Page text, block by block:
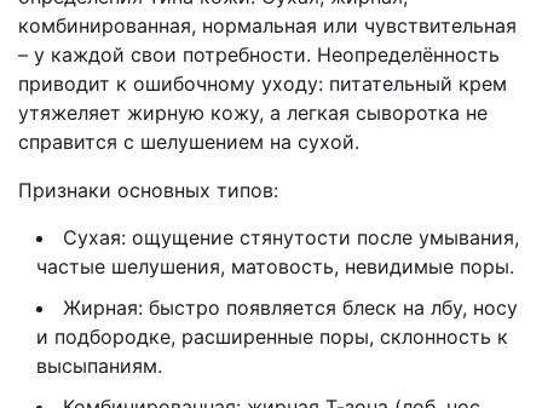
комбинированная, нормальная или чувствительная
– у каждой свои потребности. Неопределённость
приводит к ошибочному уходу: питательный крем
утяжеляет жирную кожу, а легкая сыворотка не
справится с шелушением на сухой.
Признаки основных типов:
Сухая: ощущение стянутости после умывания,
частые шелушения, матовость, невидимые поры.
Жирная: быстро появляется блеск на лбу, носу
и подбородке, расширенные поры, склонность к
высыпаниям.